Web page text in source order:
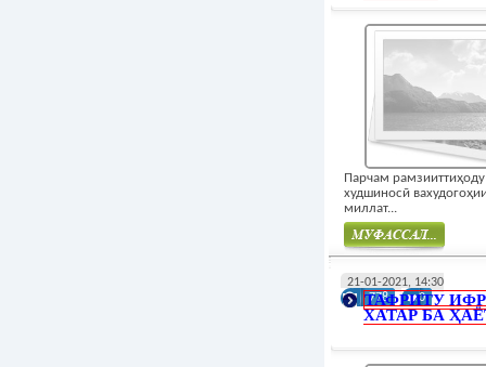
Парчам рамзииттиҳоду
худшиносӣ
миллат...
21-01-2021, 14:30
778
0
ТАФРИТУ
ХАТАР БА